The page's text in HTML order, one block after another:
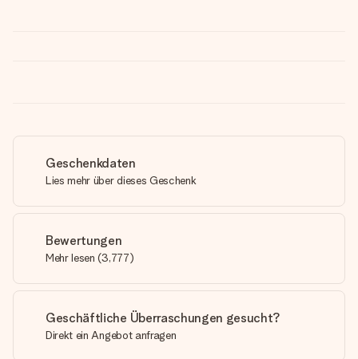
Geschenkdaten
Lies mehr über dieses Geschenk
Bewertungen
Mehr lesen (3,777)
Geschäftliche Überraschungen gesucht?
Direkt ein Angebot anfragen